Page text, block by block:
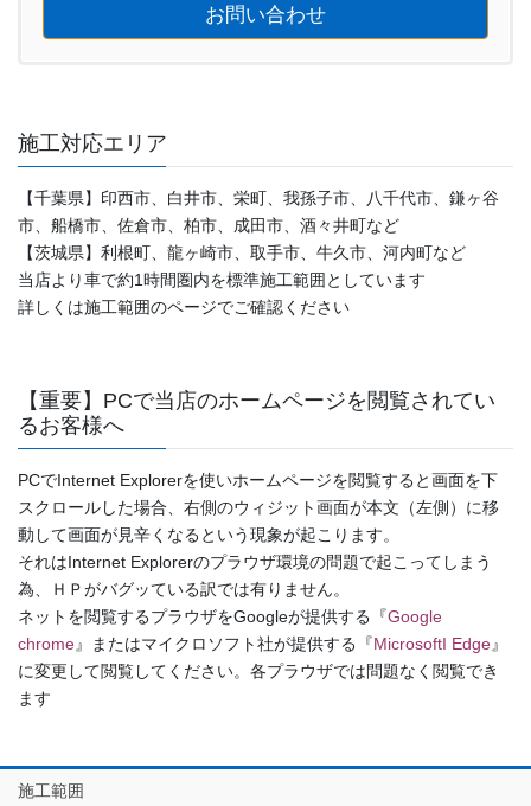
お問い合わせ
施工対応エリア
【千葉県】印西市、白井市、栄町、我孫子市、八千代市、鎌ヶ谷
市、船橋市、佐倉市、柏市、成田市、酒々井町など
【茨城県】利根町、龍ヶ崎市、取手市、牛久市、河内町など
当店より車で約1時間圏内を標準施工範囲としています
詳しくは施工範囲のページでご確認ください
【重要】PCで当店のホームページを閲覧されてい
るお客様へ
PCでInternet Explorerを使いホームページを閲覧すると画面を下
スクロールした場合、右側のウィジット画面が本文（左側）に移
動して画面が見辛くなるという現象が起こります。
それはInternet Explorerのプラウザ環境の問題で起こってしまう
為、ＨＰがバグッている訳では有りません。
ネットを閲覧するプラウザをGoogleが提供する『Google
chrome』またはマイクロソフト社が提供する『MicrosoftI Edge』
に変更して閲覧してください。各プラウザでは問題なく閲覧でき
ます
施工範囲